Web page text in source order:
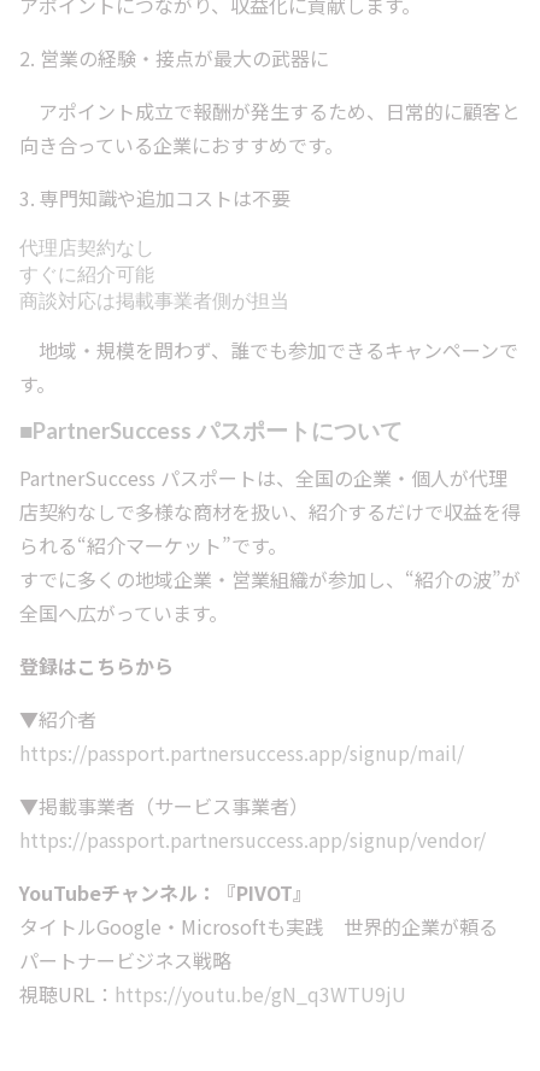
2. 営業の経験・接点が最大の武器に
アポイント成立で報酬が発生するため、日常的に顧客と
向き合っている企業におすすめです。
3. 専門知識や追加コストは不要
代理店契約なし
すぐに紹介可能
商談対応は掲載事業者側が担当
地域・規模を問わず、誰でも参加できるキャンペーンで
す。
■PartnerSuccess パスポートについて
PartnerSuccess パスポートは、全国の企業・個人が代理
店契約なしで多様な商材を扱い、紹介するだけで収益を得
られる“紹介マーケット”です。
すでに多くの地域企業・営業組織が参加し、“紹介の波”が
全国へ広がっています。
登録はこちらから
▼紹介者
https://passport.partnersuccess.app/signup/mail/
▼掲載事業者（サービス事業者）
https://passport.partnersuccess.app/signup/vendor/
YouTubeチャンネル：『PIVOT』
タイトルGoogle・Microsoftも実践 世界的企業が頼る
パートナービジネス戦略
視聴URL： https://youtu.be/gN_q3WTU9jU